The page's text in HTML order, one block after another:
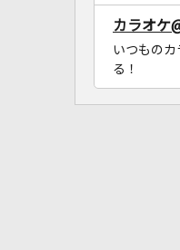
カラオケ
いつものカ
る！